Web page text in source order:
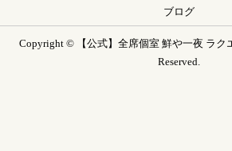
ブログ
Copyright © 【公式】全席個室 鮮や一夜 ラク
Reserved.